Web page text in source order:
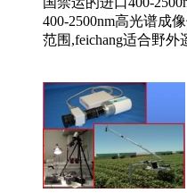
400-2500nm高光谱成
范围,feichang适合野外